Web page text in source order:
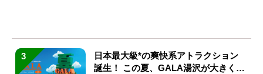
3
日本最大級*の爽快系アトラクション
誕生！ この夏、GALA湯沢が大きく生